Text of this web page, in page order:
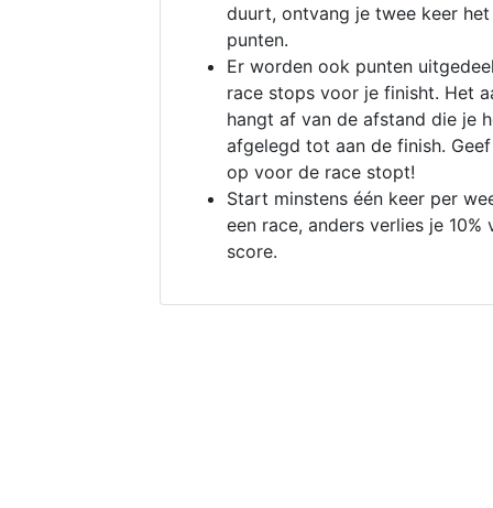
duurt, ontvang je twee keer
punten.
Er worden ook punten
race stops voor je finisht. Het
hangt af van de afstand die je
afgelegd tot aan de finish.
op voor de race stopt!
Start minstens één keer per
een race, anders verlies je 10%
score.